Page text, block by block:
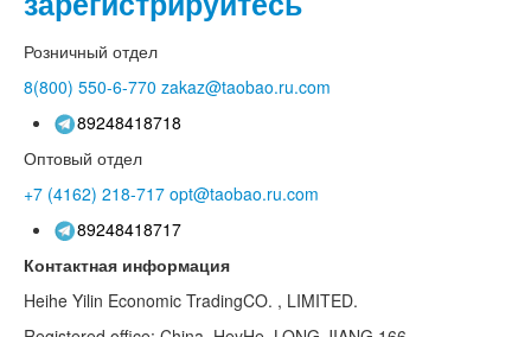
Розничный отдел
8(800) 550-6-770 zakaz@taobao.ru.com
89248418718
Оптовый отдел
+7 (4162) 218-717 opt@taobao.ru.com
89248418717
Контактная информация
Heihe Yilin Economic TradingCO. , LIMITED.